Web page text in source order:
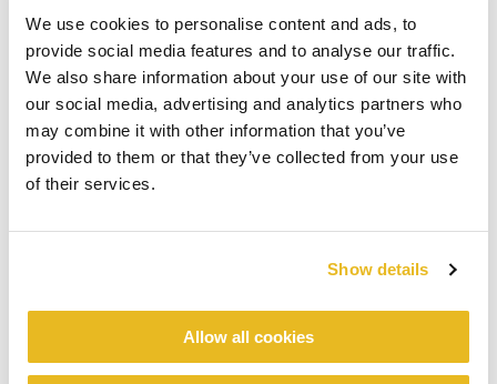
We use cookies to personalise content and ads, to
provide social media features and to analyse our traffic.
We also share information about your use of our site with
our social media, advertising and analytics partners who
may combine it with other information that you’ve
provided to them or that they’ve collected from your use
of their services.
Show details
Allow all cookies
Profesjonelt sluttresultat
Ekstra hard topplag takket være patentert
EB2-teknologi; superjevne sagkanter og
mindre risiko for skader og riper.
Varig vakkert og kombinerbart
4270 x 2130 x 6 mm (både enkelt-